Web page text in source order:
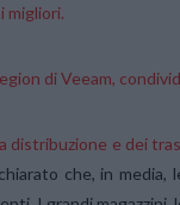
migliori.
di Veeam,
e dei
che, in media,